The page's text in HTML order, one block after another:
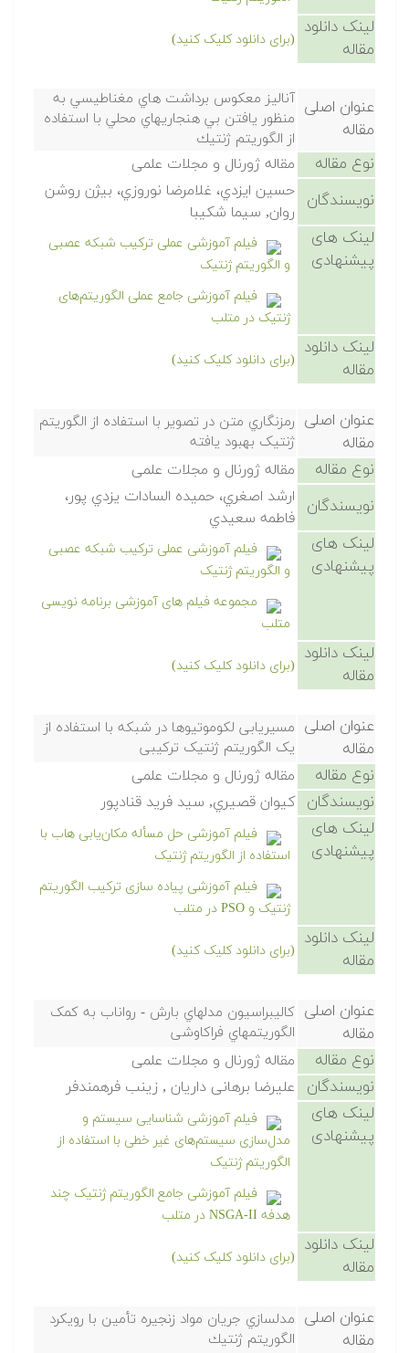
لینک دانلود
مقاله
(برای دانلود کلیک کنید)
عنوان اصلی
مقاله
آناليز معكوس برداشت هاي مغناطيسي به
منظور يافتن بي هنجاريهاي محلي با استفاده
از الگوريتم ژنتيك
نوع مقاله مقاله ژورنال و مجلات علمی
نویسندگان
حسين ايزدي، غلامرضا نوروزي، بيژن روشن
روان, سيما شكيبا
لینک های
پیشنهادی
فیلم آموزشی عملی ترکیب شبکه عصبی
و الگوریتم ژنتیک
فیلم آموزشی جامع عملی الگوریتم‌های
ژنتیک در متلب
لینک دانلود
مقاله
(برای دانلود کلیک کنید)
عنوان اصلی
مقاله
رمزنگاري متن در تصویر با استفاده از الگوریتم
ژنتیک بهبود یافته
نوع مقاله مقاله ژورنال و مجلات علمی
نویسندگان
ارشد اصغري، حمیده السادات یزدي پور،
فاطمه سعیدي
لینک های
پیشنهادی
فیلم آموزشی عملی ترکیب شبکه عصبی
و الگوریتم ژنتیک
مجموعه فیلم های آموزشی برنامه نویسی
متلب
لینک دانلود
مقاله
(برای دانلود کلیک کنید)
عنوان اصلی
مقاله
مسیریابی لکوموتیوها در شبکه با استفاده از
یک الگوریتم ژنتیک ترکیبی
نوع مقاله مقاله ژورنال و مجلات علمی
نویسندگان کیوان قصیري, سید فرید قنادپور
لینک های
پیشنهادی
فیلم آموزشی حل مسأله مکان‌یابی هاب با
استفاده از الگوریتم ژنتیک
فیلم آموزشی پیاده سازی ترکیب الگوریتم
ژنتیک و PSO در متلب
لینک دانلود
مقاله
(برای دانلود کلیک کنید)
عنوان اصلی
مقاله
کالیبراسیون مدلهاي بارش - رواناب به کمک
الگوریتمهاي فراکاوشی
نوع مقاله مقاله ژورنال و مجلات علمی
نویسندگان علیرضا برهانی داریان , زینب فرهمندفر
لینک های
پیشنهادی
فیلم آموزشی شناسایی سیستم و
مدل‌سازی سیستم‌های غیر خطی با استفاده از
الگوریتم ژنتیک
فیلم آموزشی جامع الگوریتم ژنتیک چند
هدفه NSGA-II در متلب
لینک دانلود
مقاله
(برای دانلود کلیک کنید)
عنوان اصلی
مقاله
مدلسازي جريان مواد زنجيره تأمين با رويكرد
الگوريتم ژنتيك